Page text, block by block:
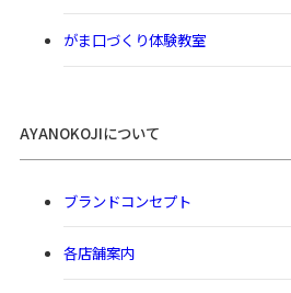
がま口づくり体験教室
AYANOKOJIについて
ブランドコンセプト
各店舗案内